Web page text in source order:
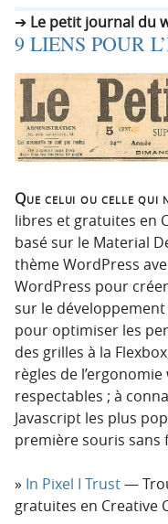
a
t
i
n
p
r
n
c
i
p
a
l
e
a
u
c
n
t
e
u
Le petit journal du
9 LIENS POUR
Que celui ou celle qui
libres et gratuites en
basé sur le Material
thème WordPress
WordPress pour
sur le
pour optimiser les
des grilles à la
règles de
respectables ; à
Javascript les plus
première souris sans
In Pixel I Trust—
gratuites en Creative